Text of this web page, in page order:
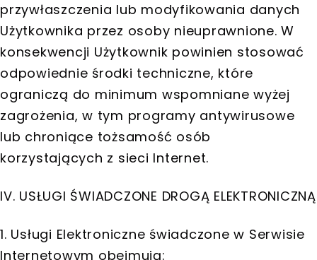
przywłaszczenia lub modyfikowania danych
Użytkownika przez osoby nieuprawnione. W
konsekwencji Użytkownik powinien stosować
odpowiednie środki techniczne, które
ograniczą do minimum wspomniane wyżej
zagrożenia, w tym programy antywirusowe
lub chroniące tożsamość osób
korzystających z sieci Internet.
IV. USŁUGI ŚWIADCZONE DROGĄ ELEKTRONICZNĄ
1. Usługi Elektroniczne świadczone w Serwisie
Internetowym obejmują: